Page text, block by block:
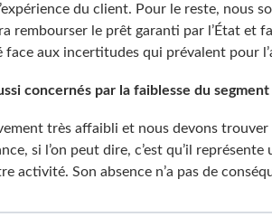
du client. Pour le reste, nous
rembourser le prêt garanti par l’État et
face aux incertitudes qui prévalent pour
concernés par la faiblesse du segment
très affaibli et nous devons trouver
si l’on peut dire, c’est qu’il représente
activité. Son absence n’a pas de